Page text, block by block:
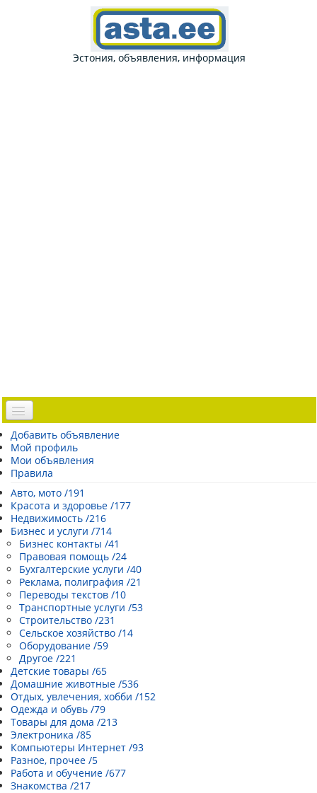
Эстония, объявления, информация
Доска объявлений
Погода Эстонии
Открытки
Каталог сайтов
| Регистрация |
Добавить объявление
Мой профиль
Мои объявления
Правила
Авто, мото /191
Красота и здоровье /177
Недвижимость /216
Бизнес и услуги /714
Бизнес контакты /41
Правовая помощь /24
Бухгалтерские услуги /40
Реклама, полиграфия /21
Переводы текстов /10
Транспортные услуги /53
Строительство /231
Сельское хозяйство /14
Оборудование /59
Другое /221
Детские товары /65
Домашние животные /536
Отдых, увлечения, хобби /152
Одежда и обувь /79
Товары для дома /213
Электроника /85
Компьютеры Интернет /93
Разное, прочее /5
Работа и обучение /677
Знакомства /217